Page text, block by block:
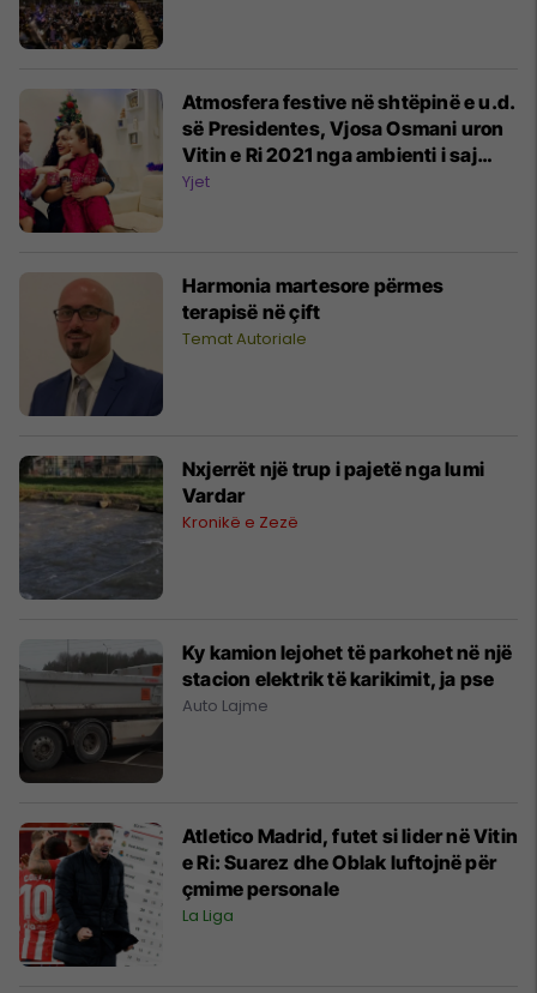
Atmosfera festive në shtëpinë e u.d.
së Presidentes, Vjosa Osmani uron
Vitin e Ri 2021 nga ambienti i saj
familjar
Yjet
Harmonia martesore përmes
terapisë në çift
Temat Autoriale
Nxjerrët një trup i pajetë nga lumi
Vardar
Kronikë e Zezë
Ky kamion lejohet të parkohet në një
stacion elektrik të karikimit, ja pse
Auto Lajme
Atletico Madrid, futet si lider në Vitin
e Ri: Suarez dhe Oblak luftojnë për
çmime personale
La Liga